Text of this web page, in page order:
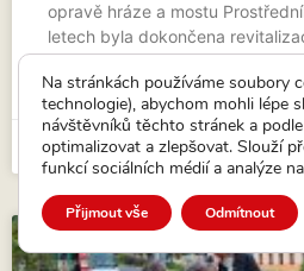
opravě hráze a mostu
letech byla dokončena
rybníka (byl vypuštěn od roku
VÍCE...
15. 5. 2026
Na stránkách používáme soubory
technologie), abychom mohli lépe
návštěvníků těchto stránek a
optimalizovat a zlepšovat. Slouží
funkcí sociálních médií a analýze
Přijmout vše Odmítnout